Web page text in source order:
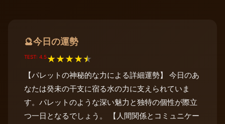
🔮今日の運勢
TEST: 4.5★★★★★
【パレットの神秘的な力による詳細運勢】 今日のあ
なたは癸未の干支に宿る水の力に支えられていま
す。パレットのような深い魅力と独特の個性が際立
つ一日となるでしょう。 【人間関係とコミュニケー